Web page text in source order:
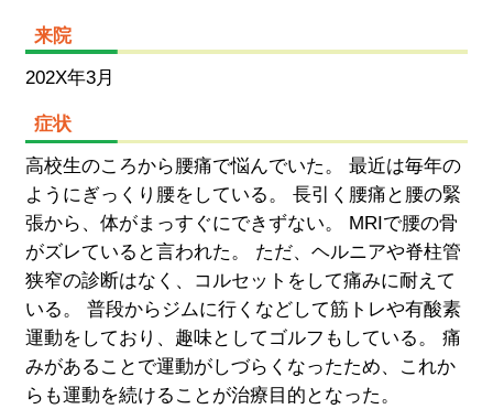
来院
202X年3月
症状
高校生のころから腰痛で悩んでいた。 最近は毎年の
ようにぎっくり腰をしている。 長引く腰痛と腰の緊
張から、体がまっすぐにできずない。 MRIで腰の骨
がズレていると言われた。 ただ、ヘルニアや脊柱管
狭窄の診断はなく、コルセットをして痛みに耐えて
いる。 普段からジムに行くなどして筋トレや有酸素
運動をしており、趣味としてゴルフもしている。 痛
みがあることで運動がしづらくなったため、これか
らも運動を続けることが治療目的となった。